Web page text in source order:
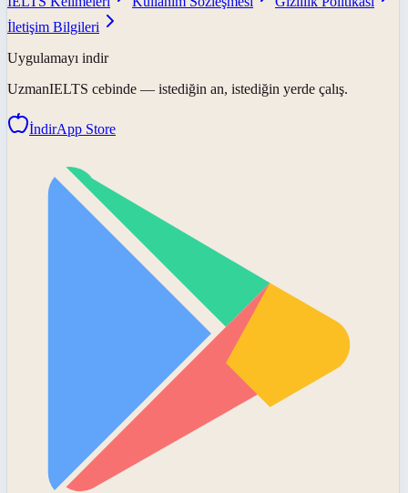
İletişim Bilgileri
Uygulamayı indir
UzmanIELTS cebinde — istediğin an, istediğin yerde çalış.
İndirApp Store